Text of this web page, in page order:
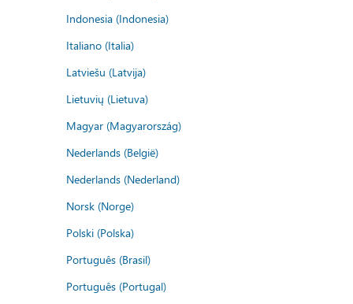
Indonesia (Indonesia)
Italiano (Italia)
Latviešu (Latvija)
Lietuvių (Lietuva)
Magyar (Magyarország)
Nederlands (België)
Nederlands (Nederland)
Norsk (Norge)
Polski (Polska)
Português (Brasil)
Português (Portugal)